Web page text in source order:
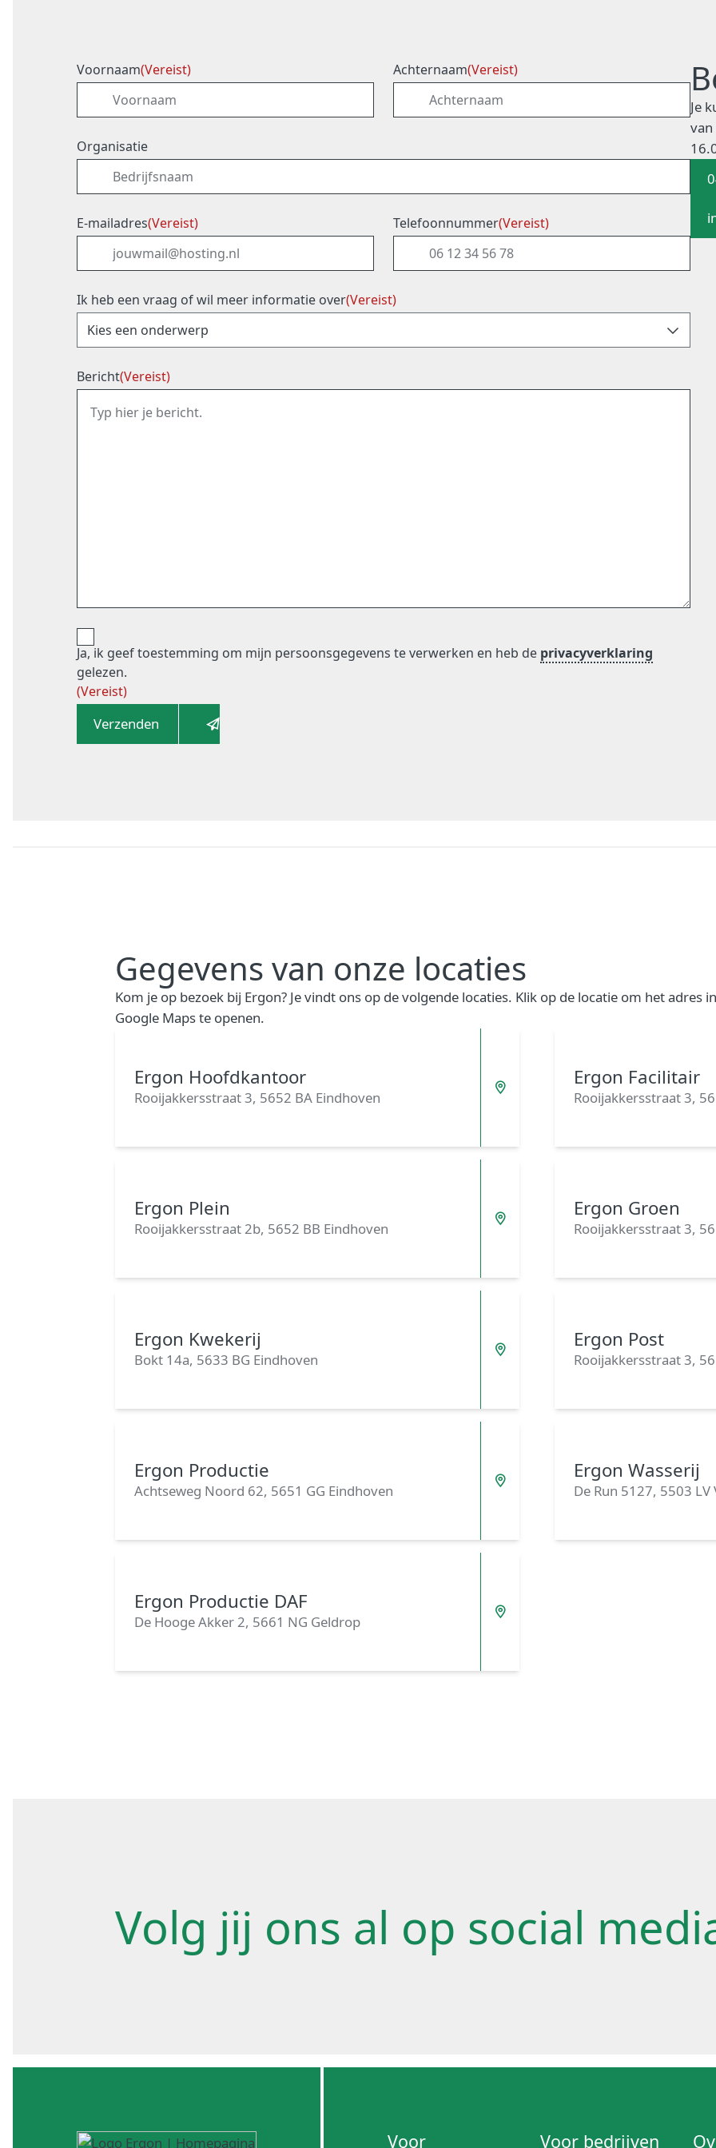
Voornaam(Vereist) Achternaam(Vereist)
Organisatie
E-mailadres(Vereist) Telefoonnummer(Vereist)
Ik heb een vraag of wil meer informatie over(Vereist)
Bericht(Vereist)
Ja, ik geef toestemming om mijn persoonsgegevens te verwerken en heb de privacyverklaring
gelezen.
(Vereist)
Verzenden
Je
Gegevens van onze locaties
Kom je op bezoek bij Ergon? Je vindt ons op de volgende locaties. Klik op de locatie om het adres in
Google Maps te openen.
Ergon Hoofdkantoor
Rooijakkersstraat 3, 5652 BA Eindhoven
Ergon Facilitair
Rooijakkersstraat 3,
Ergon Plein
Rooijakkersstraat 2b, 5652 BB Eindhoven
Ergon Groen
Rooijakkersstraat 3,
Ergon Kwekerij
Bokt 14a, 5633 BG Eindhoven
Ergon Post
Rooijakkersstraat 3,
Ergon Productie
Achtseweg Noord 62, 5651 GG Eindhoven
Ergon Wasserij
De Run 5127, 5503 LV
Ergon Productie DAF
De Hooge Akker 2, 5661 NG Geldrop
Volg jij ons al op social
Voor Voor bedrijven